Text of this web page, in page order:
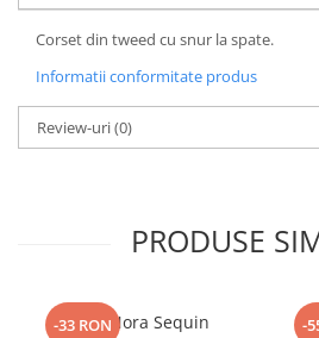
Corset din tweed cu snur la spate.
Informatii conformitate produs
Review-uri(0)
PRODUSE
-33 RONTop Nora Sequin
-